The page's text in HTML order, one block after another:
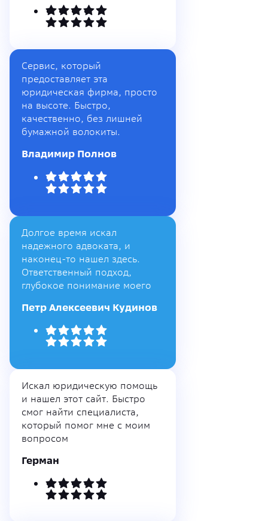
Сервис, который
предоставляет эта
юридическая фирма, просто
на высоте. Быстро,
качественно, без лишней
бумажной волокиты.
Владимир Полнов
Долгое время искал
надежного адвоката, и
наконец-то нашел здесь.
Ответственный подход,
глубокое понимание моего
Петр Алексеевич Кудинов
Искал юридическую помощь
и нашел этот сайт. Быстро
смог найти специалиста,
который помог мне с моим
вопросом
Герман